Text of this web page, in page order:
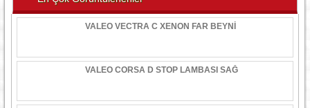
VALEO VECTRA C XENON FAR BEYNİ
VALEO CORSA D STOP LAMBASI SAĞ